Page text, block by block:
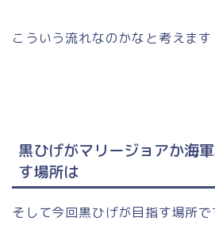
こういう流れなのかなと考えます
黒ひげがマリージョアか海
す場所は
そして今回黒ひげが目指す場所